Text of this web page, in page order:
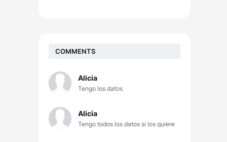
COMMENTS
Alicia
Tengo los datos
Alicia
Tengo todos los datos si los quiere